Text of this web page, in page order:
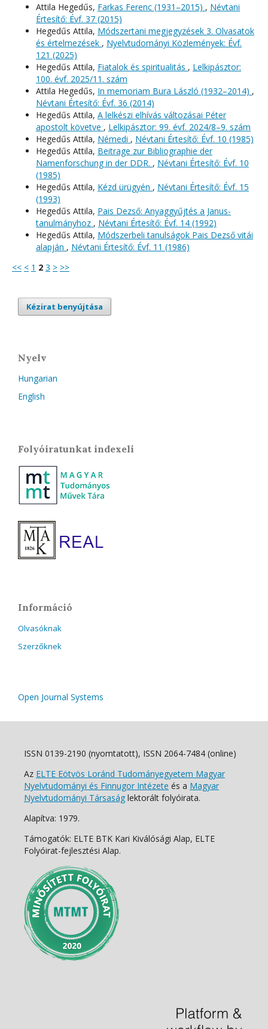
Attila Hegedűs, Farkas Ferenc (1931–2015) , Névtani
Értesítő: Évf. 37 (2015)
Hegedűs Attila, Módszertani megjegyzések 3. Olvasatok
és értelmezések , Nyelvtudományi Közlemények: Évf.
121 (2025)
Hegedűs Attila, Fiatalok és spiritualitás , Lelkipásztor:
100. évf. 2025/11. szám
Attila Hegedűs, In memoriam Bura László (1932–2014) ,
Névtani Értesítő: Évf. 36 (2014)
Hegedűs Attila, A lelkészi elhívás változásai Péter
apostolt követve , Lelkipásztor: 99. évf. 2024/8–9. szám
Hegedűs Attila, Némedi , Névtani Értesítő: Évf. 10 (1985)
Hegedűs Attila, Beitrage zur Bibliographie der
Namenforschung in der DDR. , Névtani Értesítő: Évf. 10
(1985)
Hegedűs Attila, Kézd ürügyén , Névtani Értesítő: Évf. 15
(1993)
Hegedűs Attila, Pais Dezső: Anyaggyűjtés a Janus-
tanulmányhoz , Névtani Értesítő: Évf. 14 (1992)
Hegedűs Attila, Módszerbeli tanulságok Pais Dezső vitái
alapján , Névtani Értesítő: Évf. 11 (1986)
<< < 1 2 3 > >>
Kézirat benyújtása
Nyelv
Hungarian
English
Folyóiratunkat indexeli
Információ
Olvasóknak
Szerzőknek
Open Journal Systems
ISSN 0139-2190 (nyomtatott), ISSN 2064-7484 (online)
Az ELTE Eötvös Loránd Tudományegyetem Magyar
Nyelvtudományi és Finnugor Intézete és a Magyar
Nyelvtudományi Társaság lektorált folyóirata.
Alapítva: 1979.
Támogatók: ELTE BTK Kari Kiválósági Alap, ELTE
Folyóirat-fejlesztési Alap.